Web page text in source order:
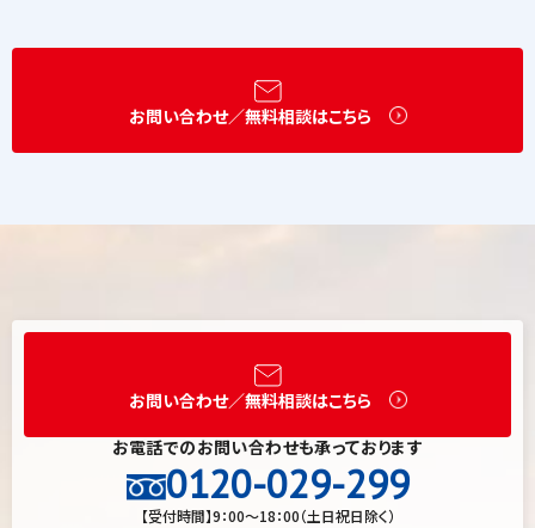
お問い合わせ／無料相談はこちら
お問い合わせ／無料相談はこちら
お電話でのお問い合わせも承っております
0120-029-299
【受付時間】9：00～18：00（土日祝日除く）